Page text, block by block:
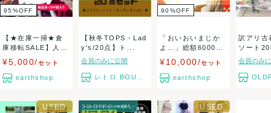
決済方法
ニ払い
出荷目安：5営業日以内
95 %OFF
【★在庫一掃★倉
庫移転SALE】人気
¥5,000/セット
earthshop
【秋冬TOPS・Lad
y's/20点】ト...
会員のみに公開
レトロ BOUTIQUE
90%OFF
「おいおいまじか
よ…」総額6000円
¥10,000/セット
earthshop
訳アリ古
ソート
0サイ...
会員のみ
5％OFFクーポン